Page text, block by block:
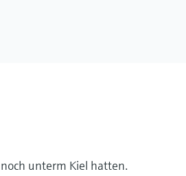
unterm Kiel hatten.